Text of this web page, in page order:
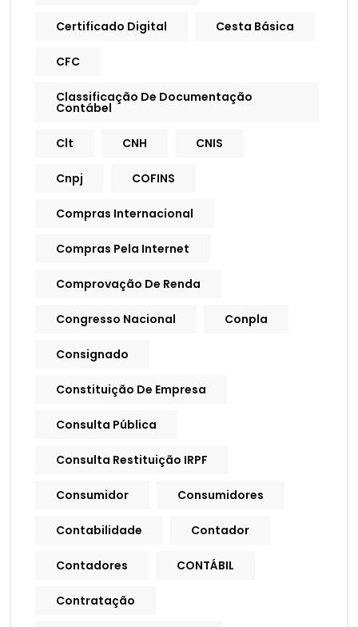
Certificado Digital Cesta Básica
CFC
Classificação De Documentação
Contábel
Clt CNH CNIS
Cnpj COFINS
Compras Internacional
Compras Pela Internet
Comprovação De Renda
Congresso Nacional Conpla
Consignado
Constituição De Empresa
Consulta Pública
Consulta Restituição IRPF
Consumidor Consumidores
Contabilidade Contador
Contadores CONTÁBIL
Contratação